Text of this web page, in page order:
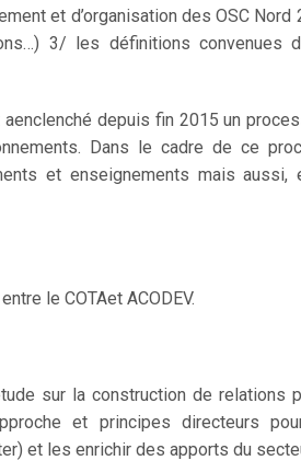
et d’organisation des OSC Nord
3/ les définitions convenues
depuis fin 2015 un
Dans le cadre de ce
et enseignements mais
le COTAet ACODEV.
sur la construction de relations
et principes directeurs
et les enrichir des apports du